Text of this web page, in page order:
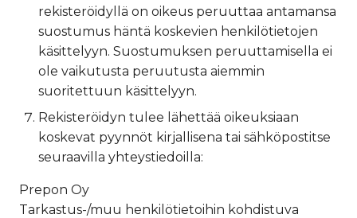
rekisteröidyllä on oikeus peruuttaa antamansa
suostumus häntä koskevien henkilötietojen
käsittelyyn. Suostumuksen peruuttamisella ei
ole vaikutusta peruutusta aiemmin
suoritettuun käsittelyyn.
Rekisteröidyn tulee lähettää oikeuksiaan
koskevat pyynnöt kirjallisena tai sähköpostitse
seuraavilla yhteystiedoilla:
Prepon Oy
Tarkastus-/muu henkilötietoihin kohdistuva